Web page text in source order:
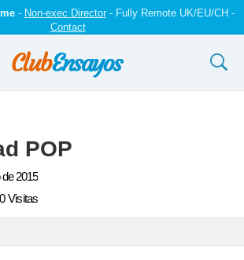
- Non-exec Director- Fully Remote UK/EU/CH -
Contact
POP
de 2015
Visitas